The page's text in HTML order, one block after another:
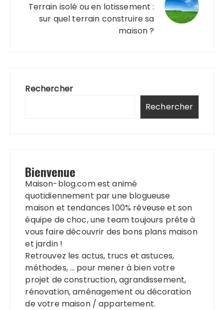
Terrain isolé ou en lotissement :
sur quel terrain construire sa
maison ?
Rechercher
Rechercher
Bienvenue
Maison-blog.com est animé
quotidiennement par une blogueuse
maison et tendances 100% rêveuse et son
équipe de choc, une team toujours prête à
vous faire découvrir des bons plans maison
et jardin !
Retrouvez les actus, trucs et astuces,
méthodes, … pour mener à bien votre
projet de construction, agrandissement,
rénovation, aménagement ou décoration
de votre maison / appartement.